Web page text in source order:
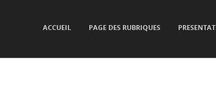
ACCUEIL PAGE DES RUBRIQUES